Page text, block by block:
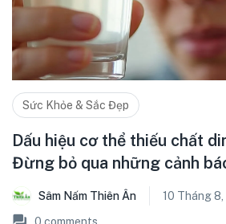
Sức Khỏe & Sắc Đẹp
Dấu hiệu cơ thể thiếu chất
Đừng bỏ qua những cảnh
Sâm Nấm Thiên Ân
10 Tháng